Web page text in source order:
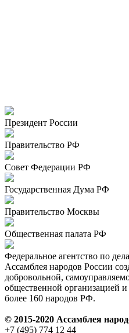
Президент России
Правительство РФ
Совет Федерации РФ
Государственная Дума РФ
Правительство Москвы
Общественная палата РФ
Федеральное агентство по
Ассамблея народов России
добровольной,
общественной организацией и
более 160 народов РФ.
© 2015-2020 Ассамблея
+7 (495) 774 12 44